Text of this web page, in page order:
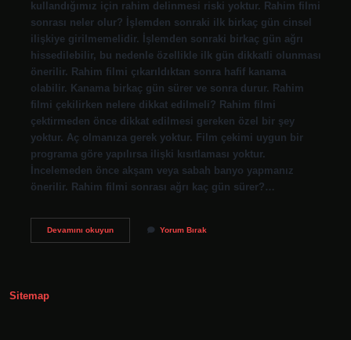
kullandığımız için rahim delinmesi riski yoktur. Rahim filmi
sonrası neler olur? İşlemden sonraki ilk birkaç gün cinsel
ilişkiye girilmemelidir. İşlemden sonraki birkaç gün ağrı
hissedilebilir, bu nedenle özellikle ilk gün dikkatli olunması
önerilir. Rahim filmi çıkarıldıktan sonra hafif kanama
olabilir. Kanama birkaç gün sürer ve sonra durur. Rahim
filmi çekilirken nelere dikkat edilmeli? Rahim filmi
çektirmeden önce dikkat edilmesi gereken özel bir şey
yoktur. Aç olmanıza gerek yoktur. Film çekimi uygun bir
programa göre yapılırsa ilişki kısıtlaması yoktur.
İncelemeden önce akşam veya sabah banyo yapmanız
önerilir. Rahim filmi sonrası ağrı kaç gün sürer?…
Devamını okuyunRahim
Yorum Bırak
Sitemap